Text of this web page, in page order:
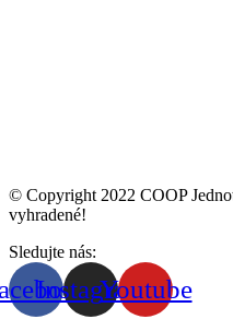
© Copyright 2022 COOP
vyhradené!
Sledujte nás:
InstagramYoutube